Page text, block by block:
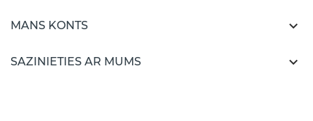
MANS KONTS 
SAZINIETIES AR MUMS 